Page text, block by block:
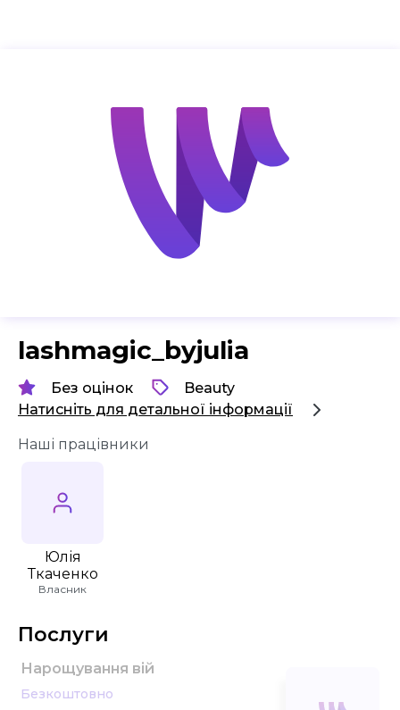
lashmagic_byjulia
Без оцінок
Beauty
Натисніть для детальної інформації
Наші працівники
Юлія
Ткаченко
Власник
Послуги
Нарощування вій
Безкоштовно